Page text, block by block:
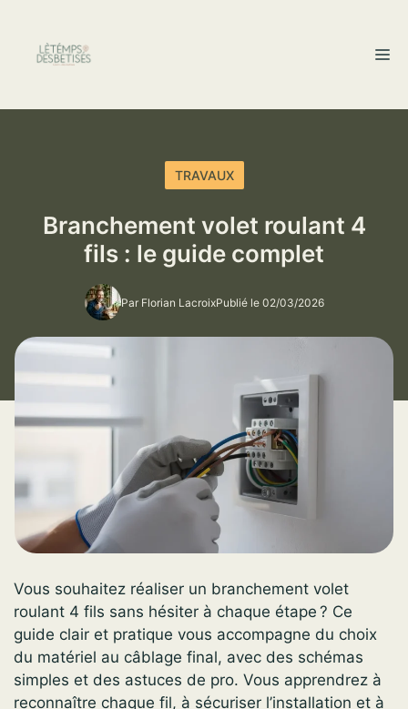
contenu
TRAVAUX
Branchement volet roulant 4
fils : le guide complet
Par Florian LacroixPublié le 02/03/2026
Vous souhaitez réaliser un branchement volet
roulant 4 fils sans hésiter à chaque étape ? Ce
guide clair et pratique vous accompagne du choix
du matériel au câblage final, avec des schémas
simples et des astuces de pro. Vous apprendrez à
reconnaître chaque fil, à sécuriser l’installation et à